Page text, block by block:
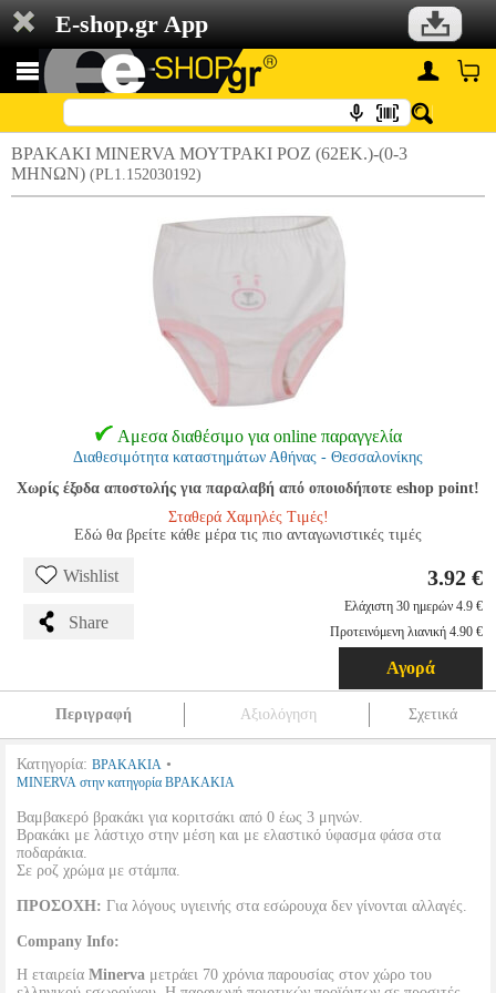
E-shop.gr App
ΒΡΑΚΑΚΙ MINERVA ΜΟΥΤΡΑΚΙ ΡΟΖ (62ΕΚ.)-(0-3
ΜΗΝΩΝ) (PL1.152030192)
Αμεσα διαθέσιμο για online παραγγελία
Διαθεσιμότητα καταστημάτων Αθήνας - Θεσσαλονίκης
Χωρίς έξοδα αποστολής για παραλαβή από οποιοδήποτε eshop point!
Σταθερά Χαμηλές Τιμές!
Εδώ θα βρείτε κάθε μέρα τις πιο ανταγωνιστικές τιμές
Wishlist
Share
3.92 €
Ελάχιστη 30 ημερών 4.9 €
Προτεινόμενη λιανική 4.90 €
Αγορά
Περιγραφή Αξιολόγηση Σχετικά
Κατηγορία: ΒΡΑΚΑΚΙΑ •
MINERVA στην κατηγορία ΒΡΑΚΑΚΙΑ
Βαμβακερό βρακάκι για κοριτσάκι από 0 έως 3 μηνών.
Βρακάκι με λάστιχο στην μέση και με ελαστικό ύφασμα φάσα στα
ποδαράκια.
Σε ροζ χρώμα με στάμπα.
ΠΡΟΣΟΧΗ: Για λόγους υγιεινής στα εσώρουχα δεν γίνονται αλλαγές.
Company Info:
Η εταιρεία Minerva μετράει 70 χρόνια παρουσίας στον χώρο του